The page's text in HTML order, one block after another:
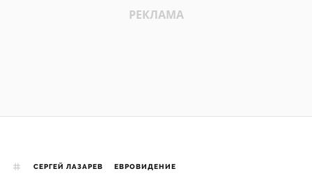
СЕРГЕЙ ЛАЗАРЕВ ЕВРОВИДЕНИЕ